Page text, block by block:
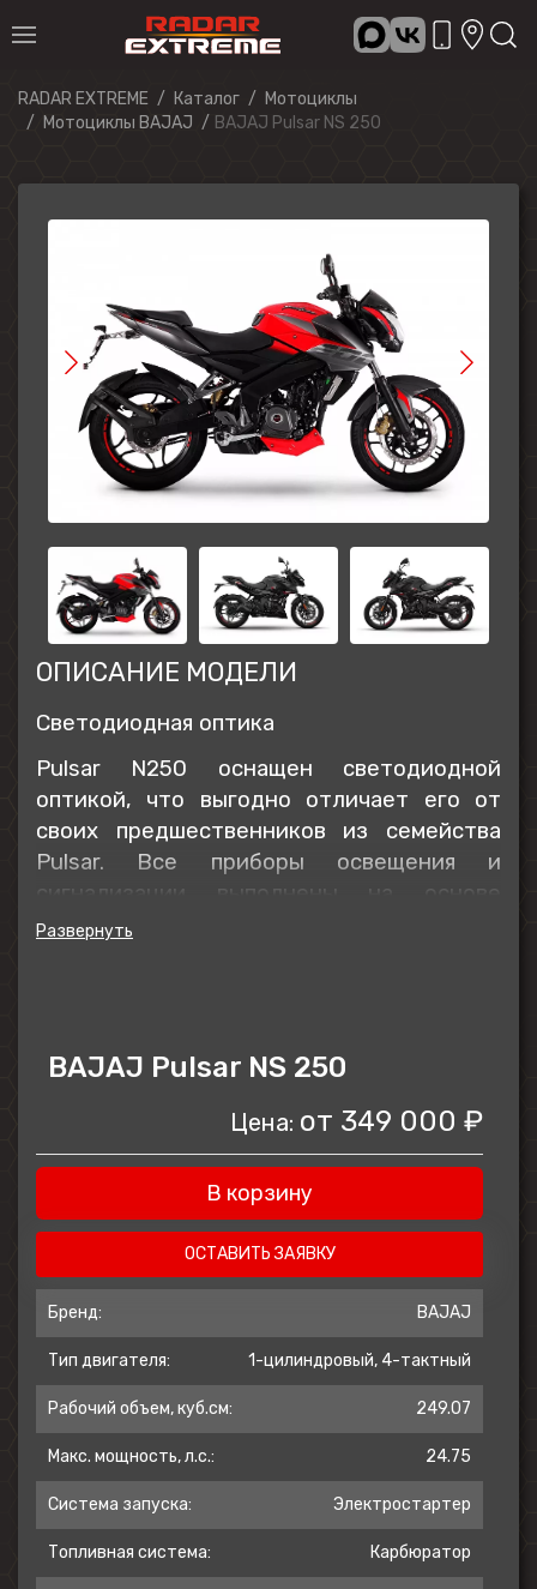
RADAR EXTREME Каталог
Мотоциклы
Мотоциклы BAJAJ
BAJAJ Pulsar NS 250
ОПИСАНИЕ МОДЕЛИ
Светодиодная оптика
Pulsar N250 оснащен светодиодной
оптикой, что выгодно отличает его от
своих предшественников из семейства
Pulsar. Все приборы освещения и
сигнализации выполнены на основе
светодиодов. Стильная светодиодная
Двухканальная ABS
N250 оснащен полноценной
двухканальной системой ABS на
передние и задние колеса и гарантирует
эффективное торможение на любых
поверхностях и при любых погодных
условиях.
Система впрыска топлива
В отличие от карбюраторных
предшественников, N250 имеет
электронную систему впрыска топлива,
за счет чего он практичнее и
BAJAJ Pulsar NS 250
Цена: от 349 000 ₽
В корзину
ОСТАВИТЬ ЗАЯВКУ
Бренд: BAJAJ
Тип двигателя: 1-цилиндровый, 4-тактный
Рабочий объем, куб.см: 249.07
Макс. мощность, л.с.: 24.75
Система запуска: Электростартер
Топливная система: Карбюратор